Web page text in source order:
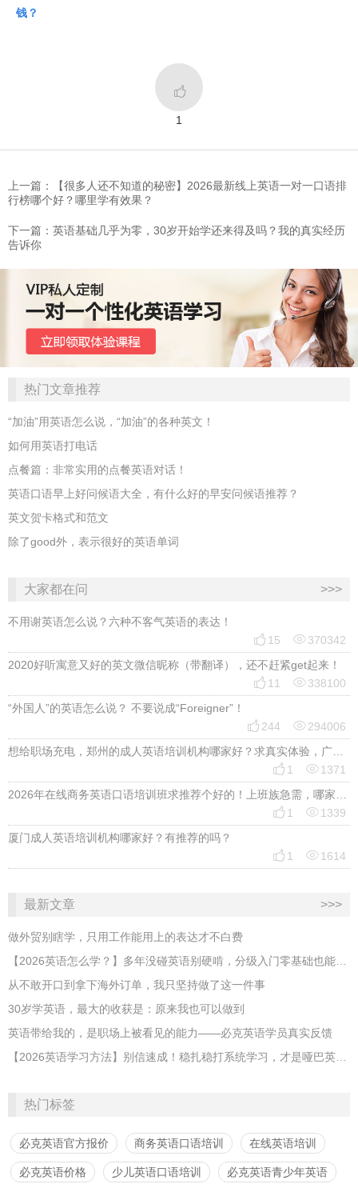
钱？

1
上一篇：【很多人还不知道的秘密】2026最新线上英语一对一口语排
行榜哪个好？哪里学有效果？
下一篇：英语基础几乎为零，30岁开始学还来得及吗？我的真实经历
告诉你
热门文章推荐
“加油”用英语怎么说，“加油”的各种英文！
如何用英语打电话
点餐篇：非常实用的点餐英语对话！
英语口语早上好问候语大全，有什么好的早安问候语推荐？
英文贺卡格式和范文
除了good外，表示很好的英语单词
大家都在问 >>>
不用谢英语怎么说？六种不客气英语的表达！
 15 370342
2020好听寓意又好的英文微信昵称（带翻译），还不赶紧get起来！
 11 338100
“外国人”的英语怎么说？ 不要说成“Foreigner”！
 244 294006
想给职场充电，郑州的成人英语培训机构哪家好？求真实体验，广告勿扰，感谢！
 1 1371
2026年在线商务英语口语培训班求推荐个好的！上班族急需，哪家好？
 1 1339
厦门成人英语培训机构哪家好？有推荐的吗？
 1 1614
最新文章 >>>
做外贸别瞎学，只用工作能用上的表达才不白费
【2026英语怎么学？】多年没碰英语别硬啃，分级入门零基础也能跟上
从不敢开口到拿下海外订单，我只坚持做了这一件事
30岁学英语，最大的收获是：原来我也可以做到
英语带给我的，是职场上被看见的能力——必克英语学员真实反馈
【2026英语学习方法】别信速成！稳扎稳打系统学习，才是哑巴英语解药
热门标签
必克英语官方报价 商务英语口语培训 在线英语培训
必克英语价格 少儿英语口语培训 必克英语青少年英语